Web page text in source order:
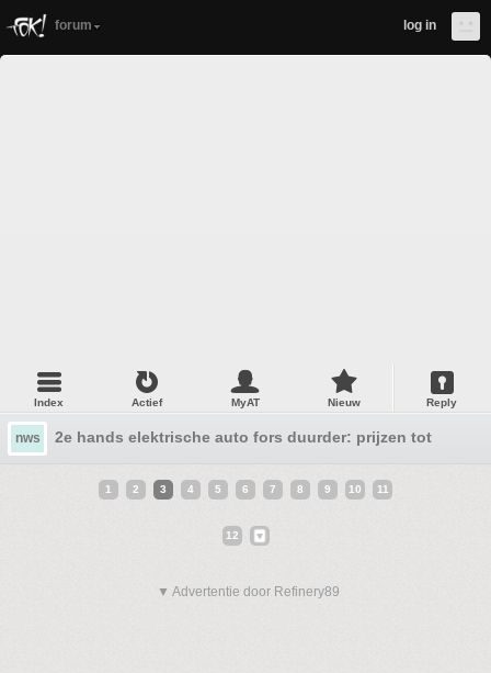
forum log in
Index Actief MyAT Nieuw Reply
nws 2e hands elektrische auto fors duurder: prijzen tot 15
1 2 3 4 5 6 7 8 9 10 11
12
▼ Advertentie door Refinery89